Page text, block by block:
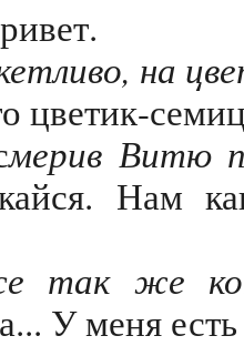
на
цветик-
мерив Витю
Нам
так же
У меня